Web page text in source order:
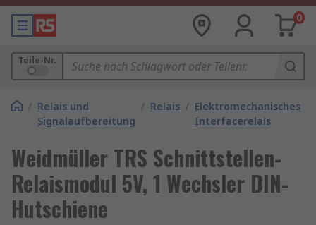
0
Teile-Nr.
/ Relais und
Signalaufbereitung
/ Relais / Elektromechanisches
Interfacerelais
Weidmüller TRS Schnittstellen-
Relaismodul 5V, 1 Wechsler DIN-
Hutschiene